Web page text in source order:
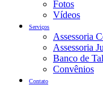
Fotos
Vídeos
Serviços
Assessoria
Assessoria
Banco de
Convênios
Contato